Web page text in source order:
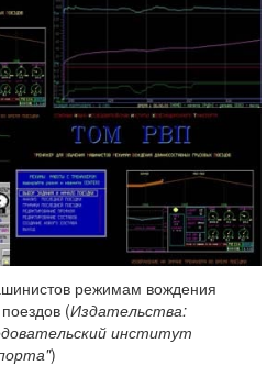
режимам вождения
(Издательства:
институт
)